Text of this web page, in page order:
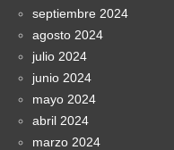
septiembre 2024
agosto 2024
julio 2024
junio 2024
mayo 2024
abril 2024
marzo 2024